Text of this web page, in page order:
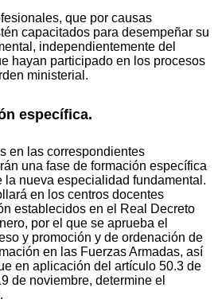
que por causas
capacitados para desempeñar su
independientemente del
hayan participado en los procesos
ministerial.
específica.
en las correspondientes
una fase de formación específica
la nueva especialidad fundamental.
en los centros docentes
establecidos en el Real Decreto
por el que se aprueba el
y promoción y de ordenación de
en las Fuerzas Armadas, así
en aplicación del artículo 50.3 de
de noviembre, determine el